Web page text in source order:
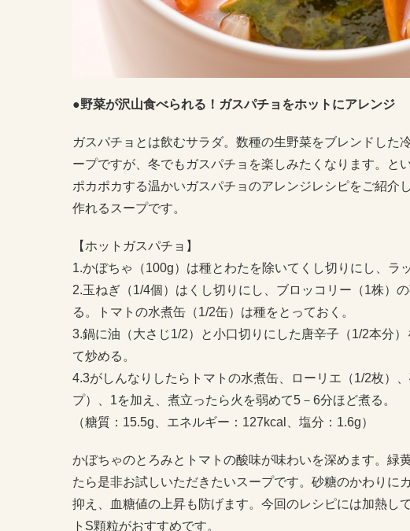
●野菜が沢山食べられる！ガスパチョをホットにアレンジ
ガスパチョとは飲むサラダ。数種の生野菜をブレンドし
ープですが、冬でもガスパチョを楽しみたくなります。と
ポカポカする温かいガスパチョのアレンジレシピをご紹介
作れるスープです。
【ホットガスパチョ】
1.かぼちゃ（100g）は種とわたを除いてくし切りにし、ラ
2.玉ねぎ（1/4個）はくし切りにし、ブロッコリー（1株）
る。トマトの水煮缶（1/2缶）は種をとっておく。
3.鍋に油（大さじ1/2）と小口切りにした唐辛子（1/2本分
て炒める。
4.3がしんなりしたらトマトの水煮缶、ローリエ（1/2枚）
プ）、1を加え、煮立ったら火を弱めて5－6分ほど煮る。
（糖質：15.5g、エネルギー：127kcal、塩分：1.6g）
かぼちゃのとろみとトマトの酸味が味わいを深めます。緑
たら是非お試しいただきたいスープです。砂糖のかわりに
抑え、血糖値の上昇も防げます。今回のレシピには加熱し
トS顆粒がおすすめです。